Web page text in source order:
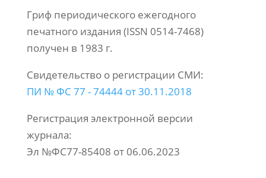
Гриф периодического ежегодного
печатного издания (ISSN 0514-7468)
получен в 1983 г.
Свидетельство о регистрации СМИ:
ПИ № ФС 77 - 74444 от 30.11.2018
Регистрация электронной версии
журнала:
Эл №ФС77-85408 от 06.06.2023